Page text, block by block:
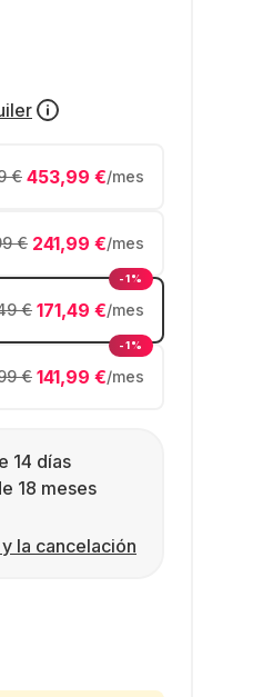
453,99 €/mes
€
241,99 €/mes
€
171,49 €/mes
€
-1%
141,99 €/mes
€
-1%
14 días
18 meses
la cancelación